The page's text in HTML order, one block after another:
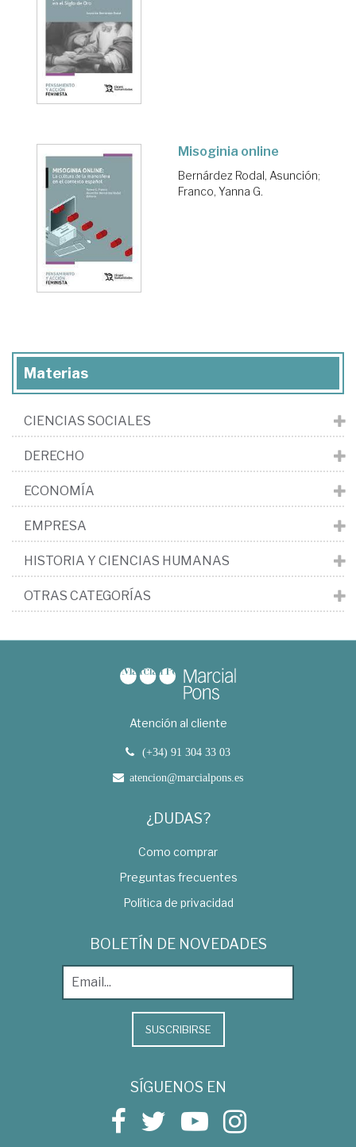
Misoginia online
Bernárdez Rodal, Asunción;
Franco, Yanna G.
Materias
CIENCIAS SOCIALES
DERECHO
ECONOMÍA
EMPRESA
HISTORIA Y CIENCIAS HUMANAS
OTRAS CATEGORÍAS
Atención al cliente
(+34) 91 304 33 03
atencion@marcialpons.es
¿DUDAS?
Como comprar
Preguntas frecuentes
Política de privacidad
BOLETÍN DE NOVEDADES
SUSCRIBIRSE
SÍGUENOS EN